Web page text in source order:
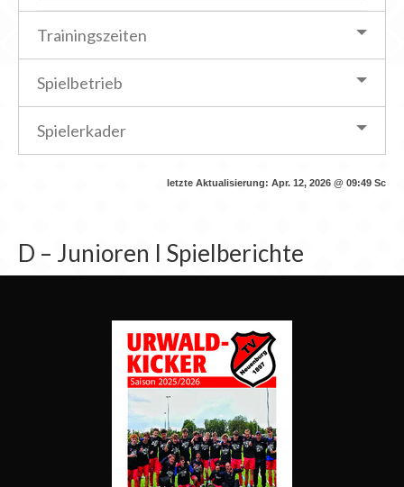
Trainingszeiten
Spielbetrieb
Spielerkader
letzte Aktualisierung: Apr. 12, 2026 @ 09:49 Sc
D – Junioren I Spielberichte